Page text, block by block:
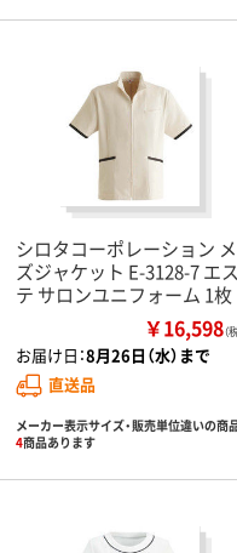
シロタコーポレーション
ズジャケット E-3128-7 エス
テ サロンユニフォーム 1枚
￥16,598（
お届け日：8月26日（水）まで
直送品
メーカー表示サイズ・販売単位違いの商
4商品あります